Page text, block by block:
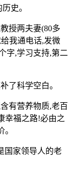
史。
授两夫妻(80多
我通电话,发微
字,学习支持,第二
了科学空白。
有营养物质,老百
幸福之路!必由之
国家领导人的老